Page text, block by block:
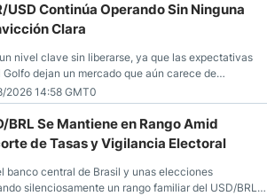
USD Continúa Operando Sin Ninguna
Clara
nivel clave sin liberarse, ya que las expectativas
dejan un mercado que aún carece de
2026 14:58 GMT0
BRL Se Mantiene en Rango Amid
de Tasas y Vigilancia Electoral
banco central de Brasil y unas elecciones
silenciosamente un rango familiar del USD/BRL.